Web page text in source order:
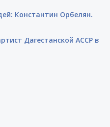
Константин Орбелян.
Дагестанской АССР в